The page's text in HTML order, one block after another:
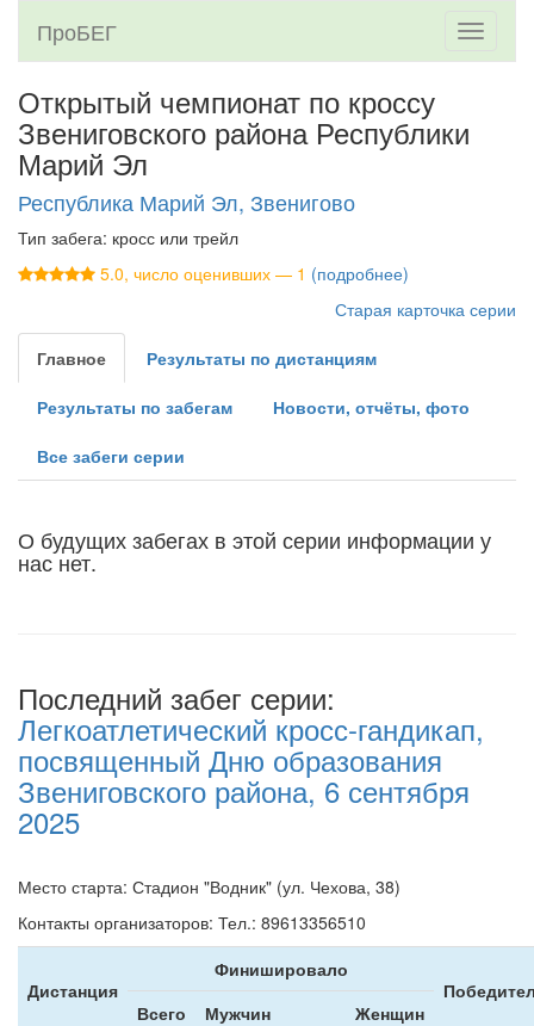
Toggle
ПроБЕГ
Открытый чемпионат по кроссу
Звениговского района Республики
Марий Эл
Республика Марий Эл, Звенигово
Тип забега: кросс или трейл
5.0, число оценивших — 1 (подробнее)
Старая карточка серии
Главное Результаты по дистанциям
Результаты по забегам Новости, отчёты, фото
Все забеги серии
О будущих забегах в этой серии информации у
нас нет.
Последний забег серии:
Легкоатлетический кросс-гандикап,
посвященный Дню образования
Звениговского района, 6 сентября
2025
Место старта: Стадион "Водник" (ул. Чехова, 38)
Контакты организаторов: Тел.: 89613356510
Дистанция
Финишировало
Всего
Мужчин
Женщин